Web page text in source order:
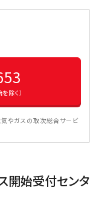
除く）
やガスの取次総合サービ
開始受付センタ